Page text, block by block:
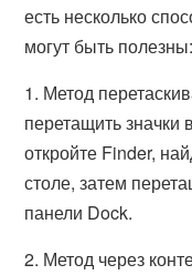
есть несколько
могут быть полезны:
1. Метод
перетащить значки
откройте Finder,
столе, затем
панели Dock.
2. Метод через